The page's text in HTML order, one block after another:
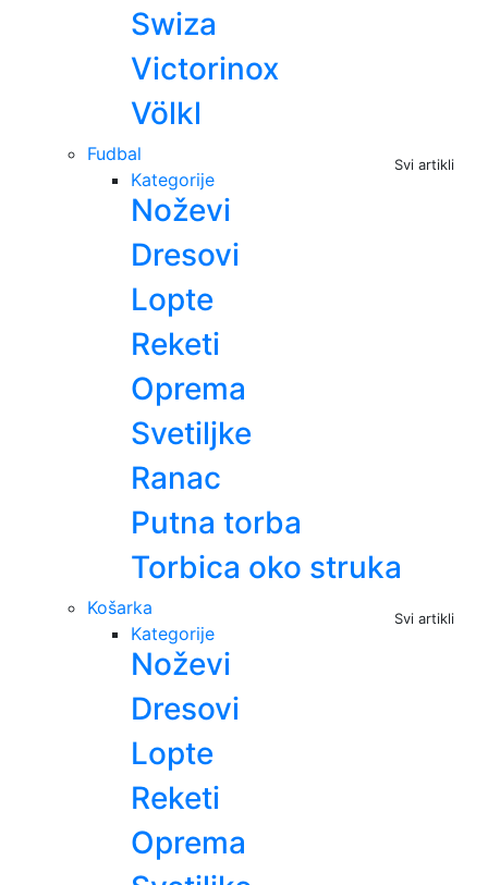
Swiza
Victorinox
Völkl
Svi artikli
Fudbal
Kategorije
Noževi
Dresovi
Lopte
Reketi
Oprema
Svetiljke
Ranac
Putna torba
Torbica oko struka
Svi artikli
Košarka
Kategorije
Noževi
Dresovi
Lopte
Reketi
Oprema